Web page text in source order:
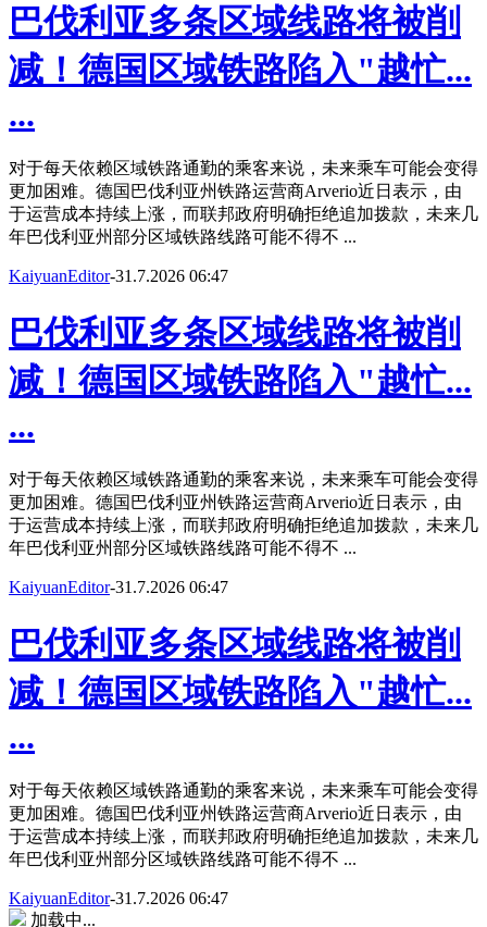
巴伐利亚多条区域线路将被削
减！德国区域铁路陷入"越忙...
...
对于每天依赖区域铁路通勤的乘客来说，未来乘车可能会变得
更加困难。德国巴伐利亚州铁路运营商Arverio近日表示，由
于运营成本持续上涨，而联邦政府明确拒绝追加拨款，未来几
年巴伐利亚州部分区域铁路线路可能不得不 ...
KaiyuanEditor-31.7.2026 06:47
巴伐利亚多条区域线路将被削
减！德国区域铁路陷入"越忙...
...
对于每天依赖区域铁路通勤的乘客来说，未来乘车可能会变得
更加困难。德国巴伐利亚州铁路运营商Arverio近日表示，由
于运营成本持续上涨，而联邦政府明确拒绝追加拨款，未来几
年巴伐利亚州部分区域铁路线路可能不得不 ...
KaiyuanEditor-31.7.2026 06:47
巴伐利亚多条区域线路将被削
减！德国区域铁路陷入"越忙...
...
对于每天依赖区域铁路通勤的乘客来说，未来乘车可能会变得
更加困难。德国巴伐利亚州铁路运营商Arverio近日表示，由
于运营成本持续上涨，而联邦政府明确拒绝追加拨款，未来几
年巴伐利亚州部分区域铁路线路可能不得不 ...
KaiyuanEditor-31.7.2026 06:47
加载中...